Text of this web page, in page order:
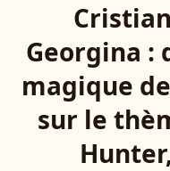
Georgina :
magique
sur le